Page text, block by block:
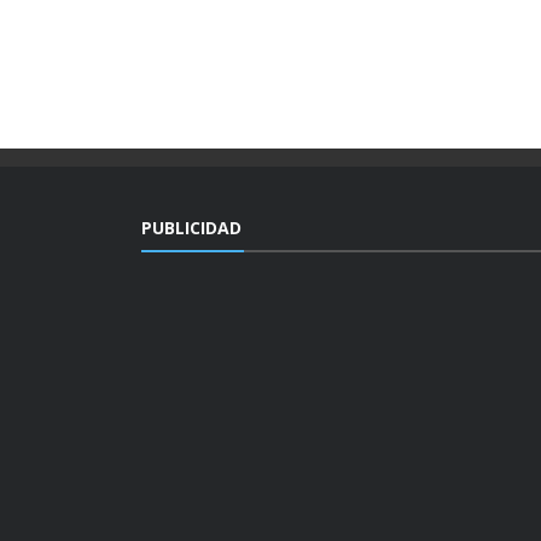
PUBLICIDAD